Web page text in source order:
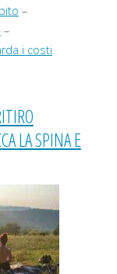
–
–
i costi
LA SPINA E